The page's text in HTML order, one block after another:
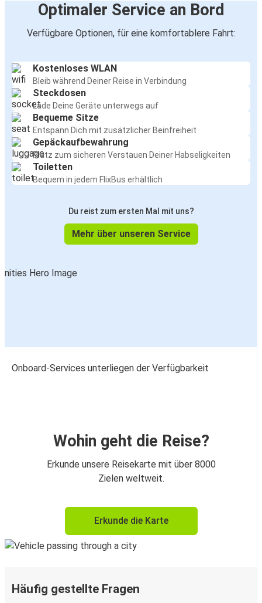
Optimaler Service an Bord
Verfügbare Optionen, für eine komfortablere Fahrt:
Kostenloses WLAN
Bleib während Deiner Reise in Verbindung
Steckdosen
Lade Deine Geräte unterwegs auf
Bequeme Sitze
Entspann Dich mit zusätzlicher Beinfreiheit
Gepäckaufbewahrung
Platz zum sicheren Verstauen Deiner Habseligkeiten
Toiletten
Bequem in jedem FlixBus erhältlich
Du reist zum ersten Mal mit uns?
Mehr über unseren Service
Onboard-Services unterliegen der Verfügbarkeit
Wohin geht die Reise?
Erkunde unsere Reisekarte mit über 8000
Zielen weltweit.
Erkunde die Karte
Häufig gestellte Fragen